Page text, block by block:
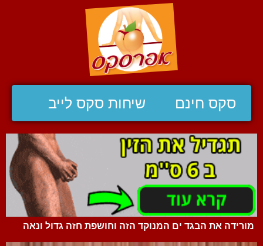
סקס חינם שיחות סקס לייב
מורידה את הבגד ים המנוקד הזה וחושפת חזה גדול ונאה